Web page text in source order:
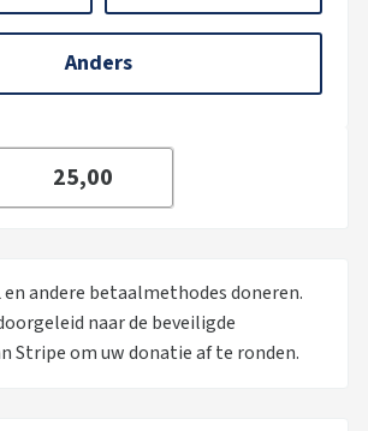
Anders
en andere betaalmethodes doneren.
naar de beveiligde
Stripe om uw donatie af te ronden.